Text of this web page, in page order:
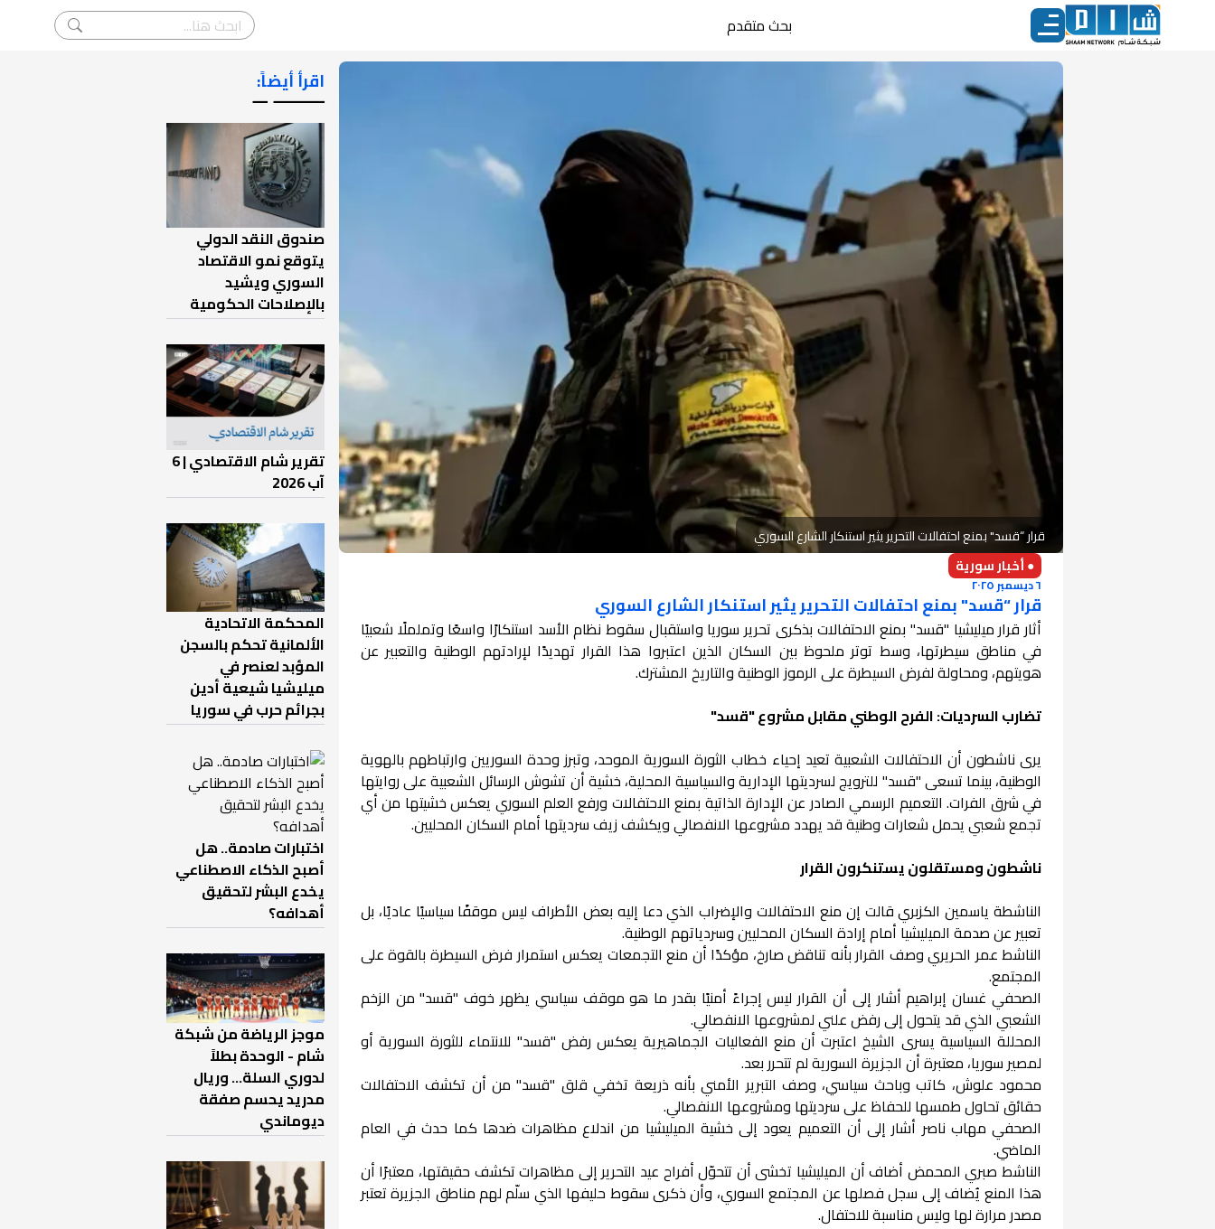
بحث متقدم
قرار “قسد" بمنع احتفالات التحرير يثير استنكار الشارع السوري
● أخبار سورية
٦ ديسمبر ٢٠٢٥
قرار “قسد" بمنع احتفالات التحرير يثير استنكار الشارع السوري
أثار قرار ميليشيا "قسد" بمنع الاحتفالات بذكرى تحرير سوريا واستقبال سقوط نظام الأسد استنكارًا واسعًا وتململًا شعبيًا
في مناطق سيطرتها، وسط توتر ملحوظ بين السكان الذين اعتبروا هذا القرار تهديدًا لإرادتهم الوطنية والتعبير عن
هويتهم، ومحاولة لفرض السيطرة على الرموز الوطنية والتاريخ المشترك.
تضارب السرديات: الفرح الوطني مقابل مشروع "قسد"
يرى ناشطون أن الاحتفالات الشعبية تعيد إحياء خطاب الثورة السورية الموحد، وتبرز وحدة السوريين وارتباطهم بالهوية
الوطنية، بينما تسعى "قسد" للترويج لسرديتها الإدارية والسياسية المحلية، خشية أن تشوش الرسائل الشعبية على روايتها
في شرق الفرات. التعميم الرسمي الصادر عن الإدارة الذاتية بمنع الاحتفالات ورفع العلم السوري يعكس خشيتها من أي
تجمع شعبي يحمل شعارات وطنية قد يهدد مشروعها الانفصالي ويكشف زيف سرديتها أمام السكان المحليين.
ناشطون ومستقلون يستنكرون القرار
الناشطة ياسمين الكزبري قالت إن منع الاحتفالات والإضراب الذي دعا إليه بعض الأطراف ليس موقفًا سياسيًا عاديًا، بل
تعبير عن صدمة الميليشيا أمام إرادة السكان المحليين وسردياتهم الوطنية.
الناشط عمر الحريري وصف القرار بأنه تناقض صارخ، مؤكدًا أن منع التجمعات يعكس استمرار فرض السيطرة بالقوة على
المجتمع.
الصحفي غسان إبراهيم أشار إلى أن القرار ليس إجراءً أمنيًا بقدر ما هو موقف سياسي يظهر خوف "قسد" من الزخم
الشعبي الذي قد يتحول إلى رفض علني لمشروعها الانفصالي.
المحللة السياسية يسرى الشيخ اعتبرت أن منع الفعاليات الجماهيرية يعكس رفض "قسد" للانتماء للثورة السورية أو
لمصير سوريا، معتبرة أن الجزيرة السورية لم تتحرر بعد.
محمود علوش، كاتب وباحث سياسي، وصف التبرير الأمني بأنه ذريعة تخفي قلق "قسد" من أن تكشف الاحتفالات
حقائق تحاول طمسها للحفاظ على سرديتها ومشروعها الانفصالي.
الصحفي مهاب ناصر أشار إلى أن التعميم يعود إلى خشية الميليشيا من اندلاع مظاهرات ضدها كما حدث في العام
الماضي.
الناشط صبري المحمض أضاف أن الميليشيا تخشى أن تتحوّل أفراح عيد التحرير إلى مظاهرات تكشف حقيقتها، معتبرًا أن
هذا المنع يُضاف إلى سجل فصلها عن المجتمع السوري، وأن ذكرى سقوط حليفها الذي سلّم لهم مناطق الجزيرة تعتبر
مصدر مرارة لها وليس مناسبة للاحتفال.
اقرأ أيضاً:
ـــــــ ــ
صندوق النقد الدولي
يتوقع نمو الاقتصاد
السوري ويشيد
بالإصلاحات الحكومية
تقرير شام الاقتصادي | 6
آب 2026
المحكمة الاتحادية
الألمانية تحكم بالسجن
المؤبد لعنصر في
ميليشيا شيعية أدين
بجرائم حرب في سوريا
اختبارات صادمة.. هل
أصبح الذكاء الاصطناعي
يخدع البشر لتحقيق
أهدافه؟
موجز الرياضة من شبكة
شام - الوحدة بطلاً
لدوري السلة... وريال
مدريد يحسم صفقة
ديوماندي